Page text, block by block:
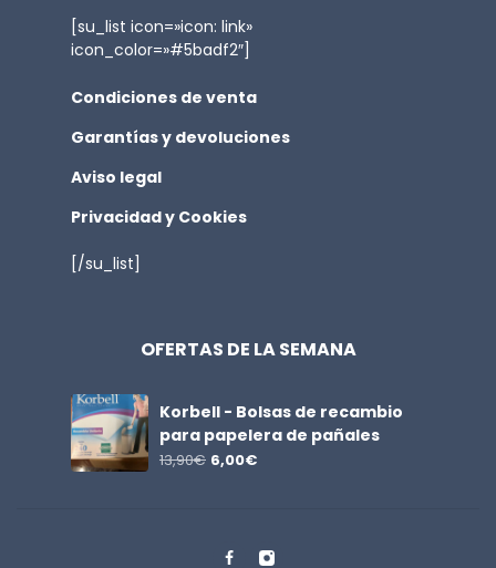
[su_list icon=»icon: link»
icon_color=»#5badf2″]
Condiciones de venta
Garantías y devoluciones
Aviso legal
Privacidad y Cookies
[/su_list]
OFERTAS DE LA SEMANA
Korbell - Bolsas de recambio
para papelera de pañales
13,90€ 6,00€